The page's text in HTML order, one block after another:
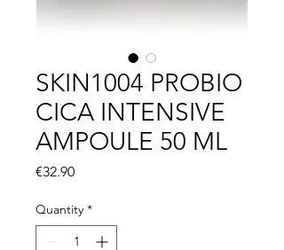
SKIN1004 PROBIO
CICA INTENSIVE
AMPOULE 50 ML
€32.90Price
Quantity *